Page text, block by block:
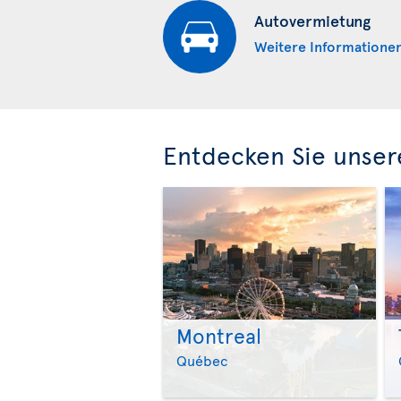
Autovermietung
Weitere
Entdecken Sie
Montreal
Québec